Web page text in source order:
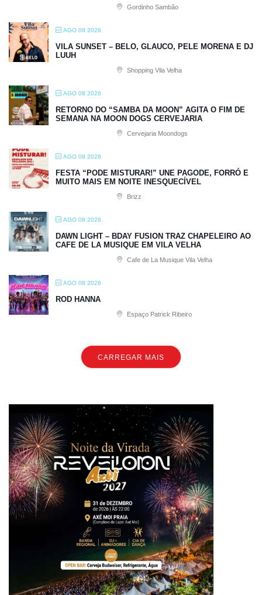
Gordinho Sambão
AGO 08 2026
VILA SUNSET – BELO, GLAUCO, PELE MORENA E DJ
LUUH
Shopping Vila Velha
AGO 08 2026
RETORNO DO “SAMBA DA MOON” AGITA O FIM DE
SEMANA NA MOON DOGS CERVEJARIA
Cervejaria Moondogs
AGO 08 2026
FESTA “PODE MISTURAR!” UNE PAGODE, FORRÓ E
MUITO MAIS EM NOITE INESQUECÍVEL
Brizz
AGO 08 2026
DAWN LIGHT – BDAY FUSION TRAZ CHAPELEIRO AO
CAFE DE LA MUSIQUE EM VILA VELHA
Cafe de La Musique Vila Velha
AGO 08 2026
ROD HANNA
Espaço Patrick Ribeiro
CARREGAR MAIS